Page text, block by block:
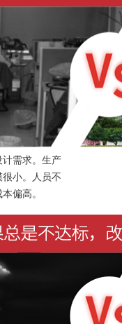
需求。生产
小。人员不
偏高。